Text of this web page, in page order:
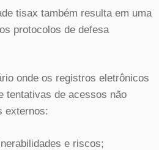
tisax também resulta em uma
protocolos de defesa
onde os registros eletrônicos
tentativas de acessos não
externos:
e riscos;